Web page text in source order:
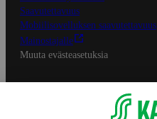
Saavutettavuus
Mobiilisovelluksen saavutettavuus
Mainostajalle
Muuta evästeasetuksia
S-ryhmän palvelut